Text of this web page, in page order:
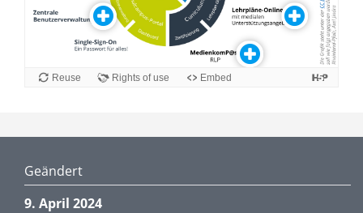
Geändert
9. April 2024